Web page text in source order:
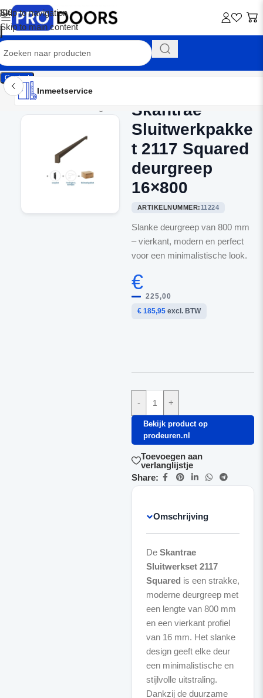
Skip to navigation
Skip to main content
Contact
Inmeetservice
Montageservice
Advies op maat
Showroom
Inmeetservice
Skantrae
Sluitwerkpakke
t 2117 Squared
deurgreep
16×800
ARTIKELNUMMER:11224
Slanke deurgreep van 800 mm
– vierkant, modern en perfect
voor een minimalistische look.
€
225,00
€ 185,95excl. BTW
- +
Bekijk product op
prodeuren.nl
Toevoegen aan
verlanglijstje
Share:
Omschrijving
De Skantrae
Sluitwerkset 2117
Squared is een strakke,
moderne deurgreep met
een lengte van 800 mm
en een vierkant profiel
van 16 mm. Het slanke
design geeft elke deur
een minimalistische en
stijlvolle uitstraling.
Dankzij de duurzame